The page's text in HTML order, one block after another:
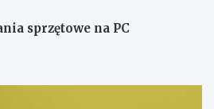
sprzętowe na PC